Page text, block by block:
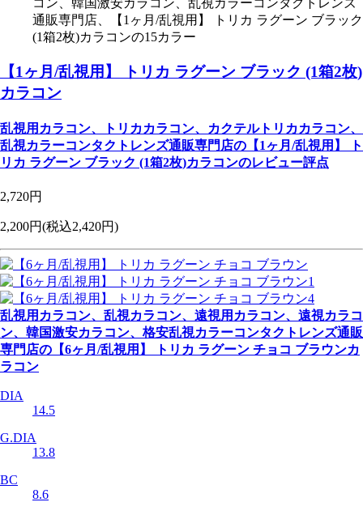
コン、韓国激安カラコン、乱視カラーコンタクトレンズ
通販専門店、【1ヶ月/乱視用】 トリカ ラグーン ブラック
(1箱2枚)カラコンの15カラー
【1ヶ月/乱視用】 トリカ ラグーン ブラック (1箱2枚)
カラコン
乱視用カラコン、トリカカラコン、カクテルトリカカラコン、
乱視カラーコンタクトレンズ通販専門店の【1ヶ月/乱視用】 ト
リカ ラグーン ブラック (1箱2枚)カラコンのレビュー評点
2,720円
2,200円(税込2,420円)
乱視用カラコン、乱視カラコン、遠視用カラコン、遠視カラコ
ン、韓国激安カラコン、格安乱視カラーコンタクトレンズ通販
専門店の【6ヶ月/乱視用】 トリカ ラグーン チョコ ブラウンカ
ラコン
DIA
14.5
G.DIA
13.8
BC
8.6